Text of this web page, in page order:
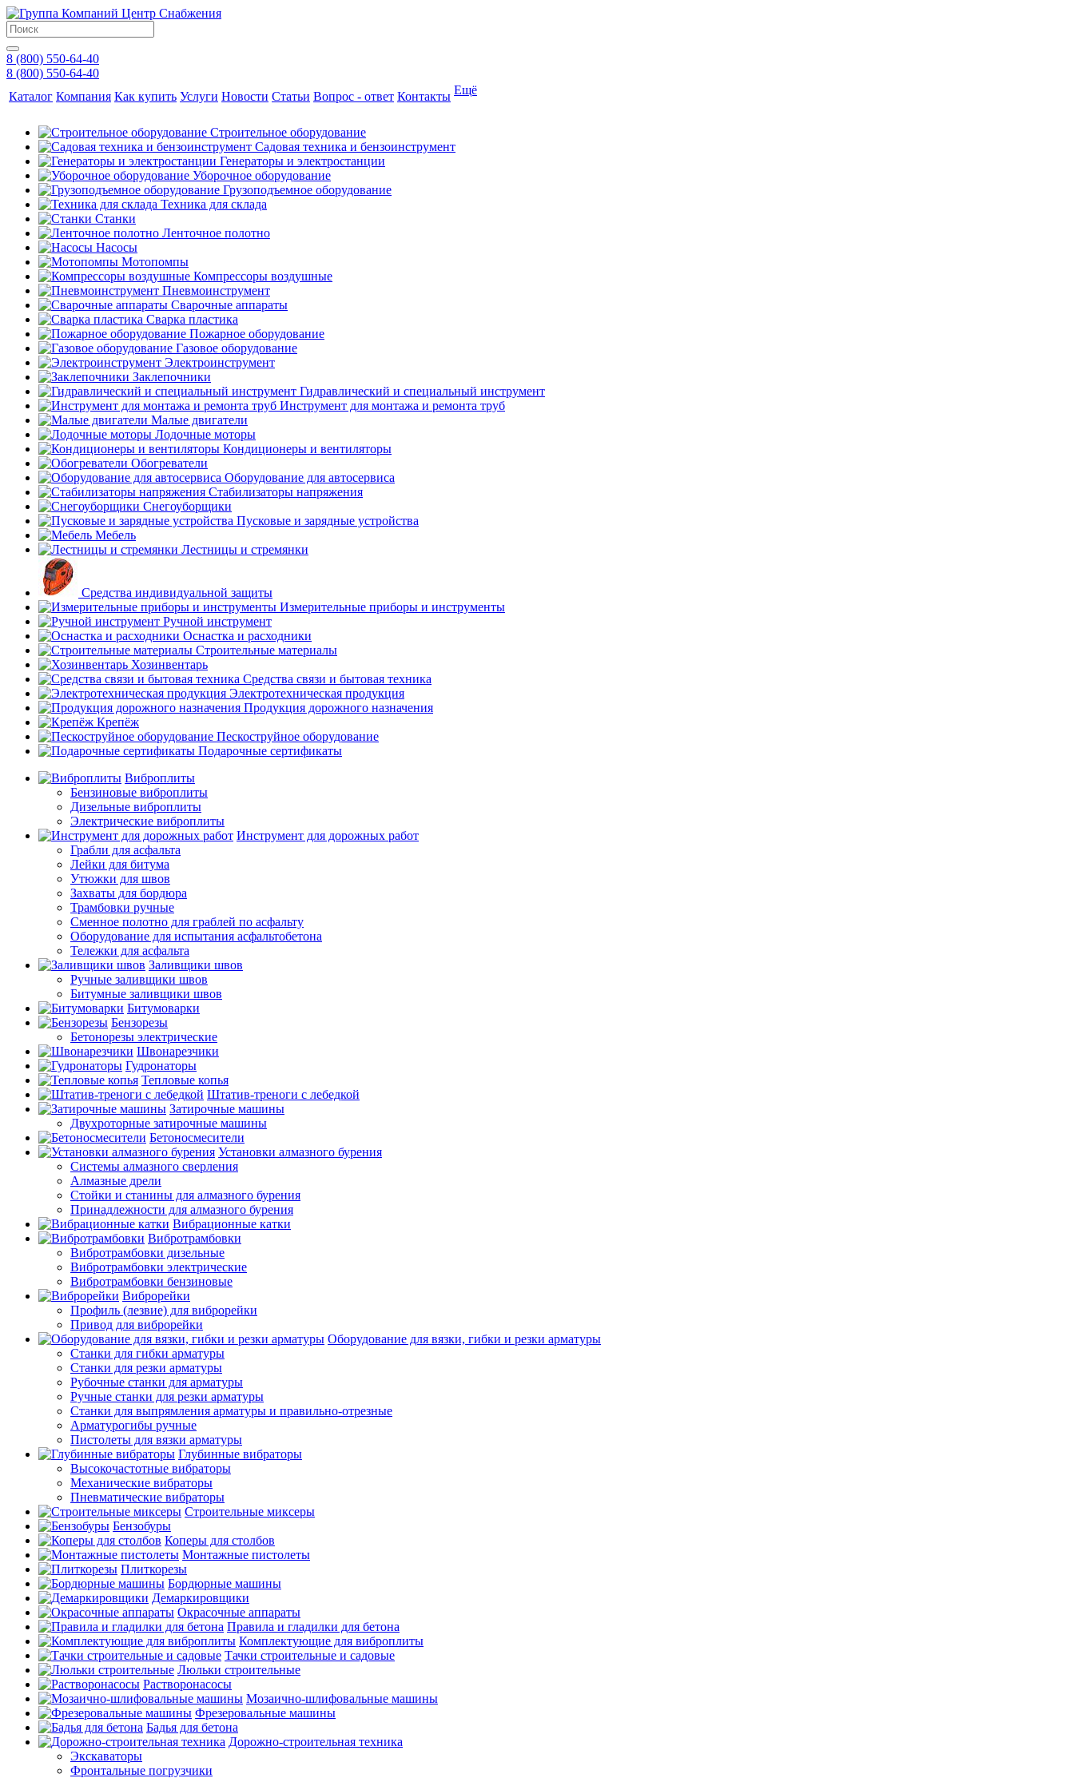
8 (800) 550-64-40
8 (800) 550-64-40
Каталог Компания Как купить Услуги Новости Статьи Вопрос - ответ Контакты Ещё
Строительное оборудование
Садовая техника и бензоинструмент
Генераторы и электростанции
Уборочное оборудование
Грузоподъемное оборудование
Техника для склада
Станки
Ленточное полотно
Насосы
Мотопомпы
Компрессоры воздушные
Пневмоинструмент
Сварочные аппараты
Сварка пластика
Пожарное оборудование
Газовое оборудование
Электроинструмент
Заклепочники
Гидравлический и специальный инструмент
Инструмент для монтажа и ремонта труб
Малые двигатели
Лодочные моторы
Кондиционеры и вентиляторы
Обогреватели
Оборудование для автосервиса
Стабилизаторы напряжения
Снегоуборщики
Пусковые и зарядные устройства
Мебель
Лестницы и стремянки
Средства индивидуальной защиты
Измерительные приборы и инструменты
Ручной инструмент
Оснастка и расходники
Строительные материалы
Хозинвентарь
Средства связи и бытовая техника
Электротехническая продукция
Продукция дорожного назначения
Крепёж
Пескоструйное оборудование
Подарочные сертификаты
Виброплиты
Бензиновые виброплиты
Дизельные виброплиты
Электрические виброплиты
Инструмент для дорожных работ
Грабли для асфальта
Лейки для битума
Утюжки для швов
Захваты для бордюра
Трамбовки ручные
Сменное полотно для граблей по асфальту
Оборудование для испытания асфальтобетона
Тележки для асфальта
Заливщики швов
Ручные заливщики швов
Битумные заливщики швов
Битумоварки
Бензорезы
Бетонорезы электрические
Швонарезчики
Гудронаторы
Тепловые копья
Штатив-треноги с лебедкой
Затирочные машины
Двухроторные затирочные машины
Бетоносмесители
Установки алмазного бурения
Системы алмазного сверления
Алмазные дрели
Стойки и станины для алмазного бурения
Принадлежности для алмазного бурения
Вибрационные катки
Вибротрамбовки
Вибротрамбовки дизельные
Вибротрамбовки электрические
Вибротрамбовки бензиновые
Виброрейки
Профиль (лезвие) для виброрейки
Привод для виброрейки
Оборудование для вязки, гибки и резки арматуры
Станки для гибки арматуры
Станки для резки арматуры
Рубочные станки для арматуры
Ручные станки для резки арматуры
Станки для выпрямления арматуры и правильно-отрезные
Арматурогибы ручные
Пистолеты для вязки арматуры
Глубинные вибраторы
Высокочастотные вибраторы
Механические вибраторы
Пневматические вибраторы
Строительные миксеры
Бензобуры
Коперы для столбов
Монтажные пистолеты
Плиткорезы
Бордюрные машины
Демаркировщики
Окрасочные аппараты
Правила и гладилки для бетона
Комплектующие для виброплиты
Тачки строительные и садовые
Люльки строительные
Растворонасосы
Мозаично-шлифовальные машины
Фрезеровальные машины
Бадья для бетона
Дорожно-строительная техника
Экскаваторы
Фронтальные погрузчики